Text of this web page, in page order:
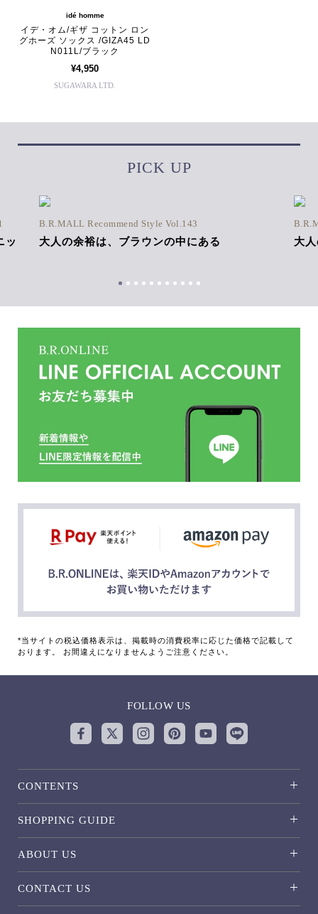
idé homme
イデ・オム/ギザ コットン ロン
グホーズ ソックス /GIZA45 LD
N011L/ブラック
¥4,950
SUGAWARA LTD.
PICK UP
ッ
B.R.MALL Recommend Style Vol.143
大人の余裕は、ブラウンの中にある 大
*当サイトの税込価格表示は、掲載時の消費税率に応じた価格で記載して
おります。 お間違えになりませんようご注意ください。
FOLLOW US
CONTENTS
SHOPPING GUIDE
ABOUT US
CONTACT US